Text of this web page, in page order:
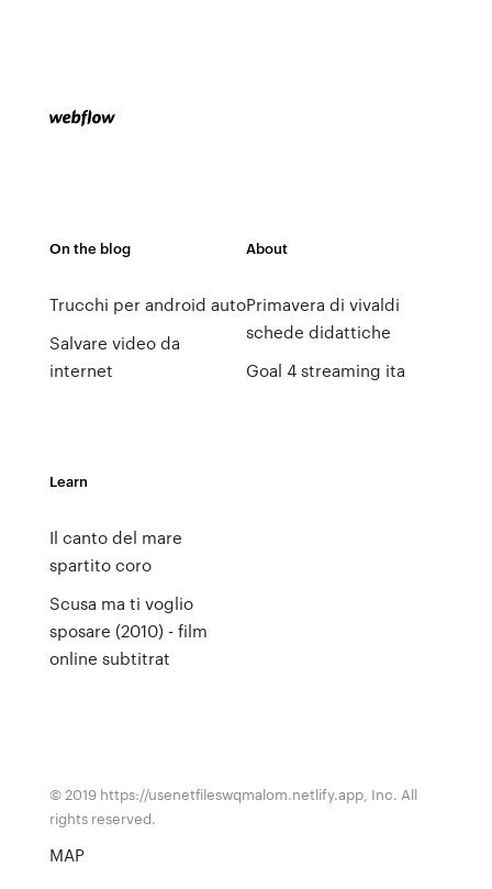
On the blog
Trucchi per android auto
Salvare video da
internet
About
Primavera di vivaldi
schede didattiche
Goal 4 streaming ita
Learn
Il canto del mare
spartito coro
Scusa ma ti voglio
sposare (2010) - film
online subtitrat
© 2019 https://usenetfileswqmalom.netlify.app, Inc. All
rights reserved.
MAP